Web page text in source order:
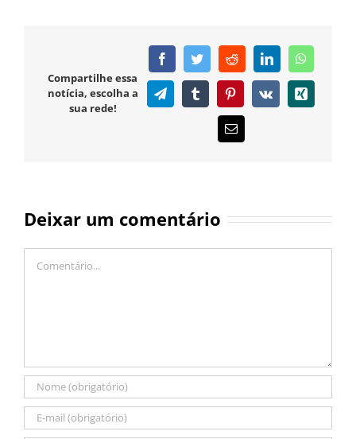
Compartilhe essa
notícia, escolha a
sua rede!
FacebookTwitterRedditLinkedIn
TelegramTumblr PinterestVk Xing
E-
mail
Deixar um comentário